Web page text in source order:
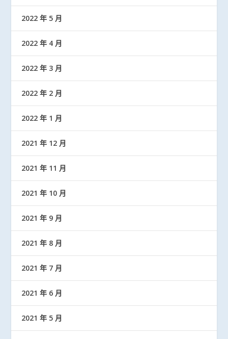
2022 年 5 月
2022 年 4 月
2022 年 3 月
2022 年 2 月
2022 年 1 月
2021 年 12 月
2021 年 11 月
2021 年 10 月
2021 年 9 月
2021 年 8 月
2021 年 7 月
2021 年 6 月
2021 年 5 月